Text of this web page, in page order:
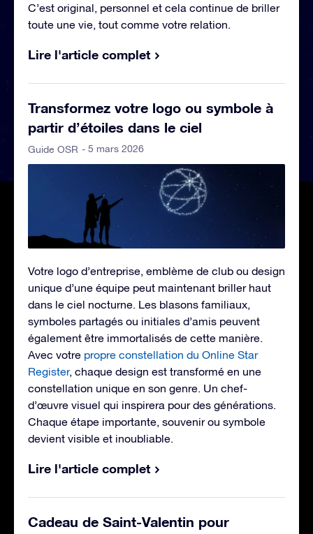
C’est original, personnel et cela continue de briller
toute une vie, tout comme votre relation.
Lire l'article complet
Transformez votre logo ou symbole à
partir d’étoiles dans le ciel
Guide OSR - 5 mars 2026
Votre logo d’entreprise, emblème de club ou design
unique d’une équipe peut maintenant briller haut
dans le ciel nocturne. Les blasons familiaux,
symboles partagés ou initiales d’amis peuvent
également être immortalisés de cette manière.
Avec votre propre constellation du Online Star
Register, chaque design est transformé en une
constellation unique en son genre. Un chef-
d’œuvre visuel qui inspirera pour des générations.
Chaque étape importante, souvenir ou symbole
devient visible et inoubliable.
Lire l'article complet
Cadeau de Saint-Valentin pour